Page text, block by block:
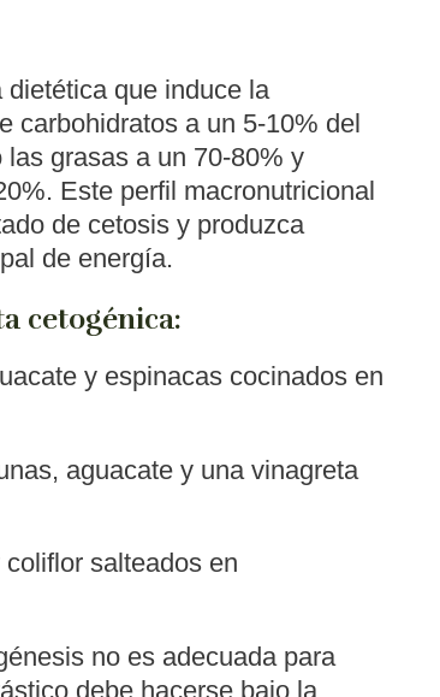
que induce la
carbohidratos a un 5-10% del
grasas a un 70-80% y
Este perfil macronutricional
de cetosis y produzca
de energía.
cetogénica:
y espinacas cocinados en
aguacate y una vinagreta
salteados en
no es adecuada para
debe hacerse bajo la